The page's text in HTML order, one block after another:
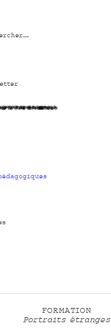
FORMATION
Portraits étranges